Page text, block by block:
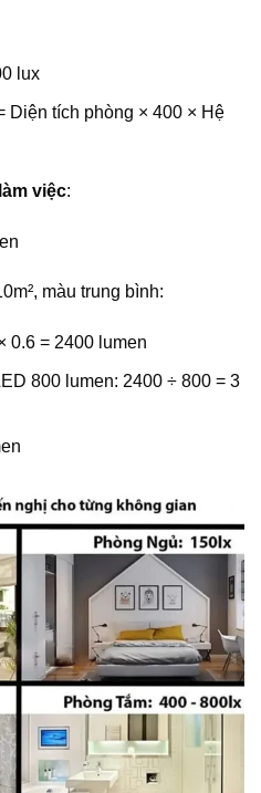
lux
Diện tích phòng × 400 × Hệ
việc:
màu trung bình:
0.6 = 2400 lumen
800 lumen: 2400 ÷ 800 = 3